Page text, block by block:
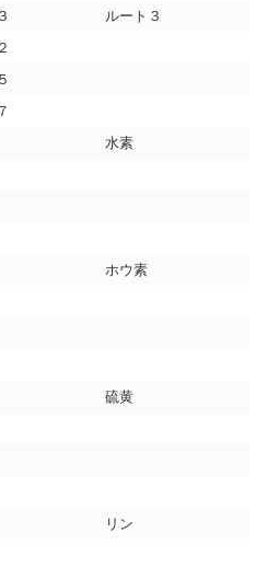
ルート３
水素
ホウ素
硫黄
リン